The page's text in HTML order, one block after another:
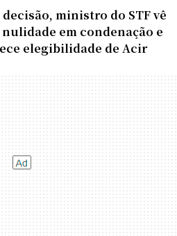
decisão, ministro do STF vê
em condenação e
elegibilidade de Acir